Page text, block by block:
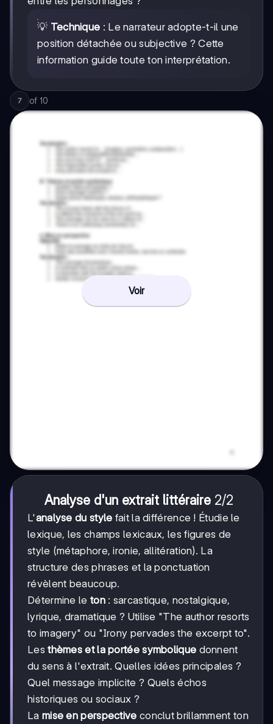
💡 Technique : Le narrateur adopte-t-il une
position détachée ou subjective ? Cette
information guide toute ton interprétation.
7 of 10
Voir
Analyse d'un extrait littéraire 2/2
2/2
L'analyse du style fait la différence ! Étudie le
lexique, les champs lexicaux, les figures de
style (métaphore, ironie, allitération). La
structure des phrases et la ponctuation
révèlent beaucoup.
Détermine le ton: sarcastique, nostalgique,
lyrique, dramatique ? Utilise "The author resorts
to imagery" ou "Irony pervades the excerpt to".
Lesthèmes et la portée symbolique donnent
du sens à l'extrait. Quelles idées principales ?
Quel message implicite ? Quels échos
historiques ou sociaux ?
La mise en perspective conclut brillamment ton